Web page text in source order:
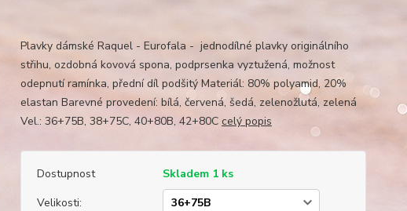
Plavky dámské Raquel - Eurofala - jednodílné plavky originálního
střihu, ozdobná kovová spona, podprsenka vyztužená, možnost
odepnutí ramínka, přední díl podšitý Materiál: 80% polyamid, 20%
elastan Barevné provedení: bílá, červená, šedá, zelenožlutá, zelená
Vel.: 36+75B, 38+75C, 40+80B, 42+80C celý popis
Dostupnost
Skladem 1 ks
Velikosti: